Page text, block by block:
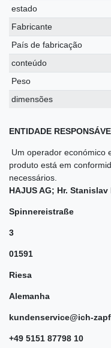
estado
Fabricante
País de fabricação
conteúdo
Peso
dimensões
ENTIDADE
Um operador económico
produto está em
necessários.
HAJUS AG; Hr. Stanislav
Spinnereistraße
3
01591
Riesa
Alemanha
kundenservice@ich-
+49 5151 87798 10